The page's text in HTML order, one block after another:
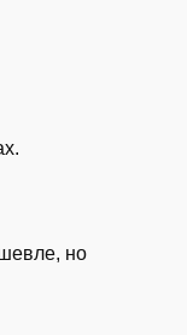
но